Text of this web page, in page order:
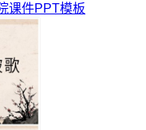
课件PPT模板